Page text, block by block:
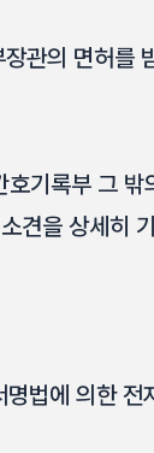
관의 면허를
호기록부 그
견을 상세히
법에 의한